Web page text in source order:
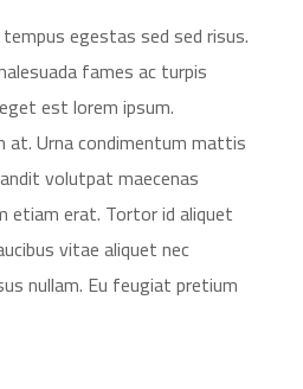
egestas sed sed risus.
fames ac turpis
est lorem ipsum.
at. Urna condimentum mattis
volutpat maecenas
etiam erat. Tortor id aliquet
vitae aliquet nec
nullam. Eu feugiat pretium